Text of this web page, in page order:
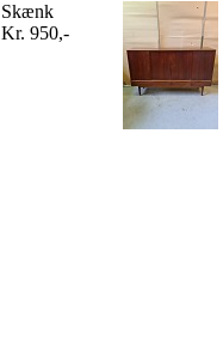
Skænk
Kr. 950,-